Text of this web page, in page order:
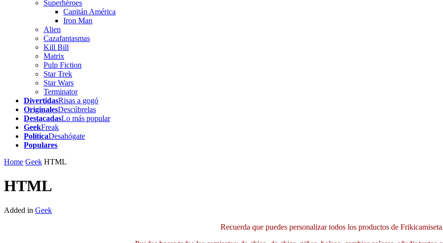
Superhéroes
Capitán América
Iron Man
Alien
Cazafantasmas
Kill Bill
Matrix
Pulp Fiction
Star Trek
Star Wars
Terminator
DivertidasRisas a gogó
OriginalesDescúbrelas
DestacadasLo más popular
GeekFreak
PolíticaDesahógate
Populares
Home Geek HTML
HTML
Added in Geek
Recuerda que puedes personalizar todos los productos de